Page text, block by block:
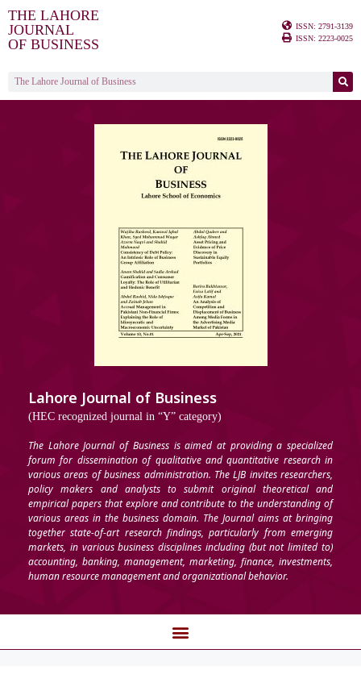
THE LAHORE
JOURNAL
OF BUSINESS
ISSN: 2791-3139
ISSN: 2223-0025
Lahore Journal of Business
(HEC recognized journal in “Y” category)
The Lahore Journal of Business is aimed at providing a specialized
forum for dissemination of qualitative and quantitative research in
various areas of business administration. The LJB invites researchers,
policy makers and analysts to submit original theoretical and
empirical papers that explore and contribute to the understanding of
various areas in the business domain. The Journal aims at bringing
together state-of-art research findings, particularly from emerging
markets, in various business disciplines including (but not limited to)
accounting, banking, management, marketing, finance, investments,
human resource management and organizational behavior.